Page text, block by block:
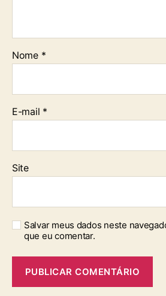
Nome *
E-mail *
Site
Salvar meus dados neste
que eu comentar.